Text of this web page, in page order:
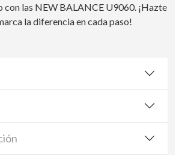
con las NEW BALANCE U9060. ¡Hazte
la diferencia en cada paso!